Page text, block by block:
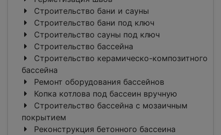
Строительство бани и сауны
Строительство бани под ключ
Строительство сауны под ключ
Строительство бассейна
Строительство керамическо-композитного
бассейна
Ремонт оборудования бассейнов
Копка котлова под бассеин вручную
Строительство бассейна с мозаичным
покрытием
Реконструкция бетонного бассеина